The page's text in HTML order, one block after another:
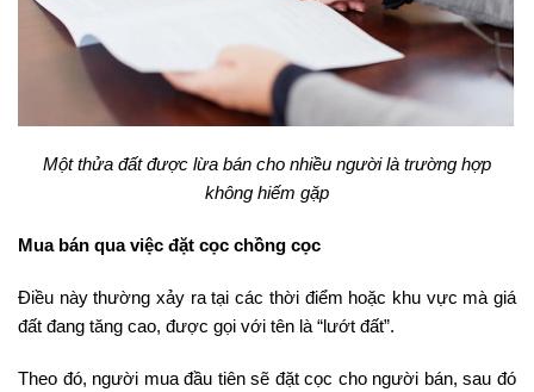
Một thửa đất được lừa bán cho nhiều người là trường hợp
không hiếm gặp
Mua bán qua việc đặt cọc chồng cọc
Điều này thường xảy ra tại các thời điểm hoặc khu vực mà giá
đất đang tăng cao, được gọi với tên là “lướt đất”.
Theo đó, người mua đầu tiên sẽ đặt cọc cho người bán, sau đó